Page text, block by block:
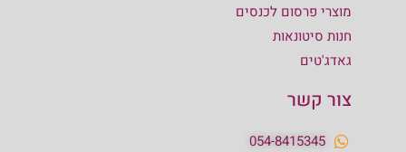
מוצרי פרסום לכנסים
חנות סיטונאות
גאדג'טים
צור קשר
054-8415345